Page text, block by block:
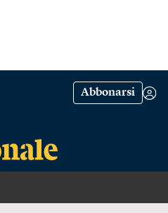
Abbonarsi